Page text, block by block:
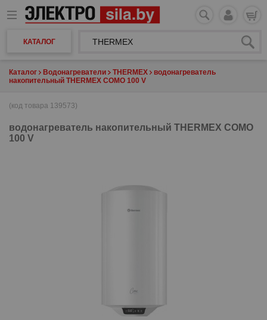
КАТАЛОГ
Каталог Водонагреватели THERMEX
водонагреватель
накопительный THERMEX COMO 100 V
(код товара 139573)
водонагреватель накопительный THERMEX COMO
100 V